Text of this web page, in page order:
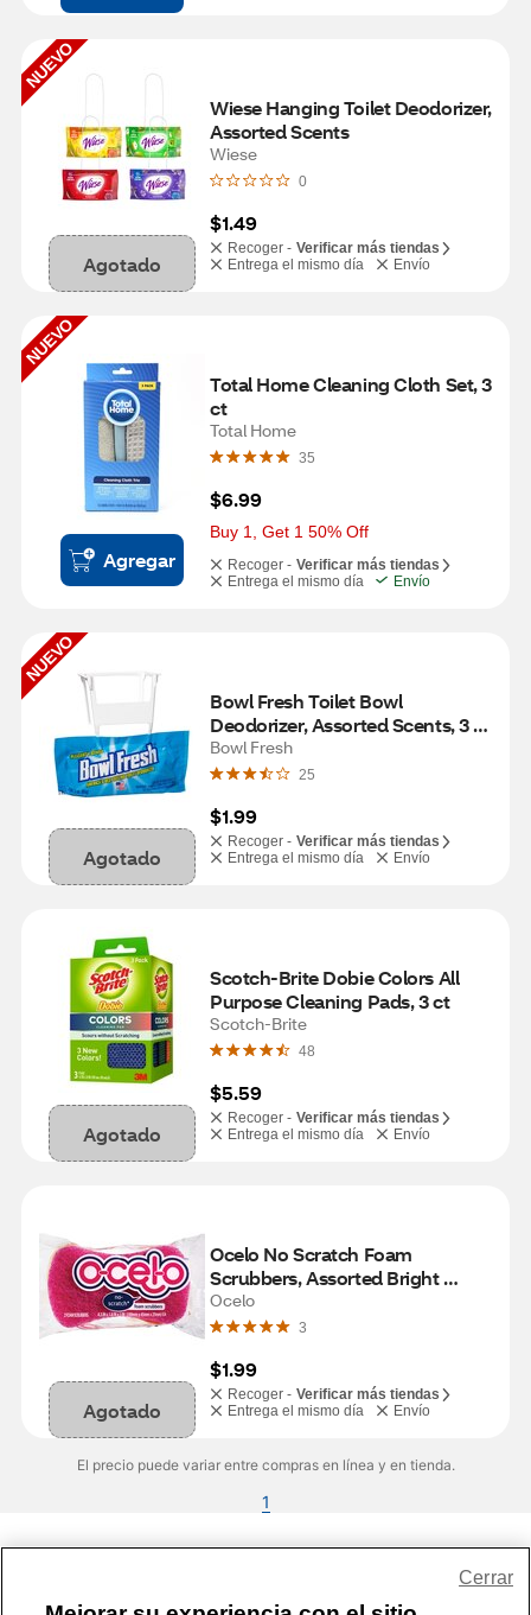
NUEVO
Agotado
Wiese Hanging Toilet Deodorizer,
Assorted Scents
Wiese
0
$1.49
Recoger - Verificar más tiendas
Entrega el mismo día
Envío
NUEVO
Agregar
Total Home Cleaning Cloth Set, 3
ct
Total Home
35
$6.99
Buy 1, Get 1 50% Off
Recoger - Verificar más tiendas
Entrega el mismo día
Envío
NUEVO
Agotado
Bowl Fresh Toilet Bowl
Deodorizer, Assorted Scents, 3
oz
Bowl Fresh
25
$1.99
Recoger - Verificar más tiendas
Entrega el mismo día
Envío
Agotado
Scotch-Brite Dobie Colors All
Purpose Cleaning Pads, 3 ct
Scotch-Brite
48
$5.59
Recoger - Verificar más tiendas
Entrega el mismo día
Envío
Agotado
Ocelo No Scratch Foam
Scrubbers, Assorted Bright
Colors, 2 ct
Ocelo
3
$1.99
Recoger - Verificar más tiendas
Entrega el mismo día
Envío
El precio puede variar entre compras en línea y en tienda.
1
Cerrar